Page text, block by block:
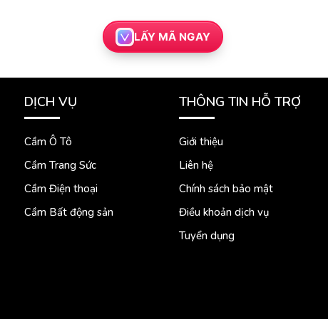
LẤY MÃ NGAY
DỊCH VỤ
Cầm Ô Tô
Cầm Trang Sức
Cầm Điện thoại
Cầm Bất động sản
THÔNG TIN HỖ TRỢ
Giới thiệu
Liên hệ
Chính sách bảo mật
Điều khoản dịch vụ
Tuyển dụng